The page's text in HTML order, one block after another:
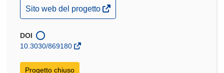
(si
apre
una
nuova
Sito web del progetto
DOI
10.3030/869180
Progetto chiuso